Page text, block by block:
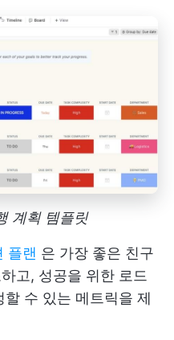
계획 템플릿
플랜 은 가장 좋은 친구
고, 성공을 위한 로드
수 있는 메트릭을 제